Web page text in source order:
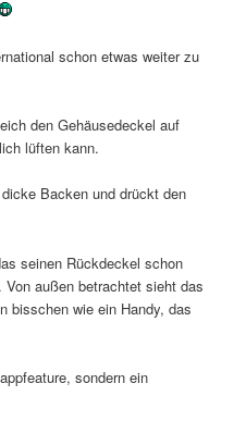
schon etwas weiter zu
den Gehäusedeckel auf
lüften kann.
Backen und drückt den
seinen Rückdeckel schon
außen betrachtet sieht das
bisschen wie ein Handy, das
sondern ein